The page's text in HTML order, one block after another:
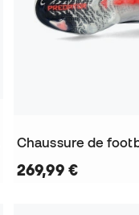
269,99 €